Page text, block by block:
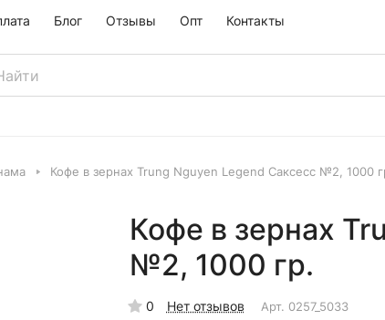
Блог Отзывы Опт Контакты
Кофе в зернах Trung Nguyen Legend Саксесс №2, 1000
Кофе в зернах
№2, 1000 гр.
0 Нет отзывов Арт. 0257_5033